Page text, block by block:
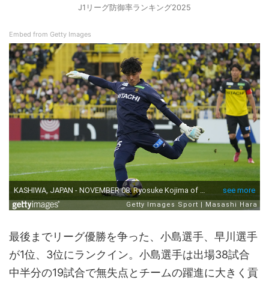
J1リーグ防御率ランキング2025
Embed from Getty Images
最後までリーグ優勝を争った、小島選手、早川選手
が1位、3位にランクイン。小島選手は出場38試合
中半分の19試合で無失点とチームの躍進に大きく貢